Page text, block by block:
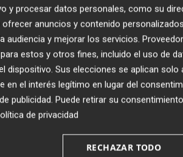
y procesar datos personales, como su
anuncios y contenido
audiencia y mejorar los servicios.
estos y otros fines, incluido el uso de
dispositivo. Sus elecciones se aplican solo
en el interés legítimo en lugar del
publicidad. Puede retirar su
de privacidad
RECHAZAR TODO